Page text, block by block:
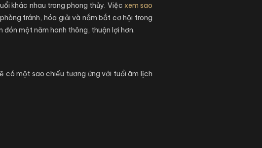
khác nhau trong phong thủy. Việc xem sao
tránh, hóa giải và nắm bắt cơ hội trong
một năm hanh thông, thuận lợi hơn.
có một sao chiếu tương ứng với tuổi âm lịch